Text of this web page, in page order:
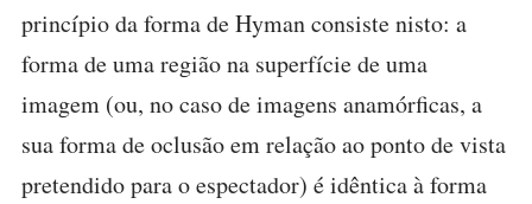
princípio da forma de Hyman consiste nisto: a
forma de uma região na superfície de uma
imagem (ou, no caso de imagens anamórficas, a
sua forma de oclusão em relação ao ponto de vista
pretendido para o espectador) é idêntica à forma